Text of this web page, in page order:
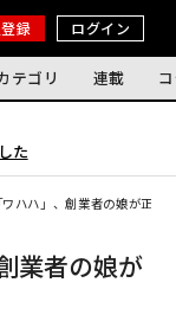
録 ログイン
テゴリ 連載
た
ハハ」、創業者の娘が正式
業者の娘が